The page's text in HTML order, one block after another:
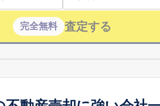
完全無料 査定する